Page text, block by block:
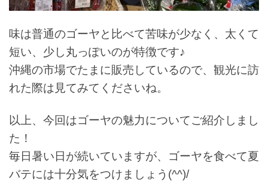
味は普通のゴーヤと比べて苦味が少なく、太くて
短い、少し丸っぽいのが特徴です♪
沖縄の市場でたまに販売しているので、観光に訪
れた際は見てみてくださいね。
以上、今回はゴーヤの魅力についてご紹介しまし
た！
毎日暑い日が続いていますが、ゴーヤを食べて夏
バテには十分気をつけましょう(^^)/